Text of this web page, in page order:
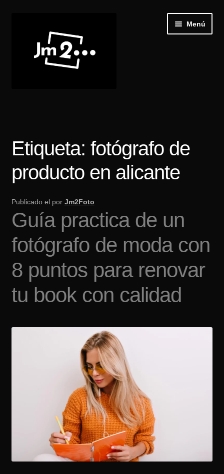
navegación
contenido
Menú
Recibir Castings
Publica tu casting
Contacto
Etiqueta: fotógrafo de
producto en alicante
Publicado el por Jm2Foto
Guía practica de un
fotógrafo de moda con
8 puntos para renovar
tu book con calidad